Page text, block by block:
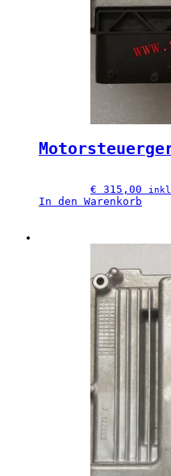
€ 315,00
In den Warenkorb